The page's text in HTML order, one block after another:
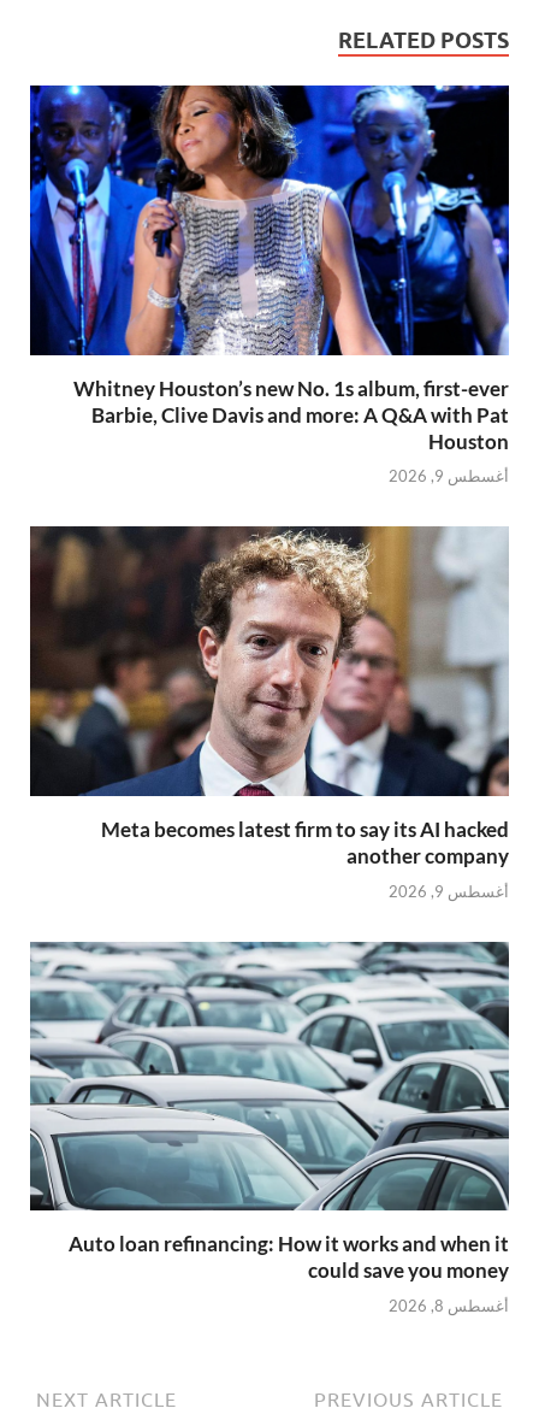
RELATED POSTS
Whitney Houston’s new No. 1s album, first-ever
Barbie, Clive Davis and more: A Q&A with Pat
Houston
أغسطس 9, 2026
Meta becomes latest firm to say its AI hacked
another company
أغسطس 9, 2026
Auto loan refinancing: How it works and when it
could save you money
أغسطس 8, 2026
PREVIOUS ARTICLE
NEXT ARTICLE